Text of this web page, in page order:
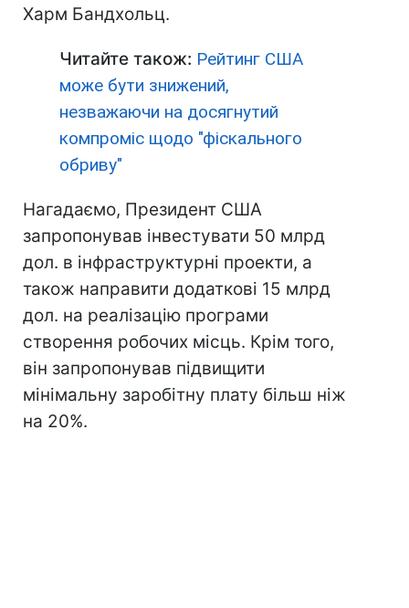
Харм Бандхольц.
Читайте також: Рейтинг США
може бути знижений,
незважаючи на досягнутий
компроміс щодо "фіскального
обриву"
Нагадаємо, Президент США
запропонував інвестувати 50 млрд
дол. в інфраструктурні проекти, а
також направити додаткові 15 млрд
дол. на реалізацію програми
створення робочих місць. Крім того,
він запропонував підвищити
мінімальну заробітну плату більш ніж
на 20%.